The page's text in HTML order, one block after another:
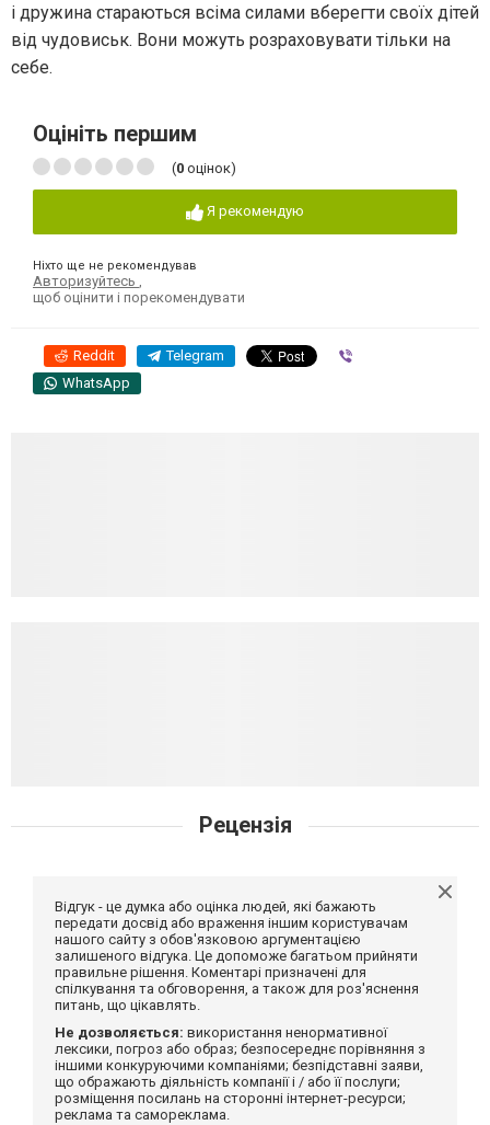
і дружина стараються всіма силами вберегти своїх дітей
від чудовиськ. Вони можуть розраховувати тільки на
себе.
Оцініть першим
(0 оцінок)
Я рекомендую
Ніхто ще не рекомендував
Авторизуйтесь ,
щоб оцінити і порекомендувати
Reddit Telegram
WhatsApp
Рецензія
Відгук - це думка або оцінка людей, які бажають
передати досвід або враження іншим користувачам
нашого сайту з обов'язковою аргументацією
залишеного відгука. Це допоможе багатьом прийняти
правильне рішення. Коментарі призначені для
спілкування та обговорення, а також для роз'яснення
питань, що цікавлять.
Не дозволяється: використання ненормативної
лексики, погроз або образ; безпосереднє порівняння з
іншими конкуруючими компаніями; безпідставні заяви,
що ображають діяльність компанії і / або її послуги;
розміщення посилань на сторонні інтернет-ресурси;
реклама та самореклама.